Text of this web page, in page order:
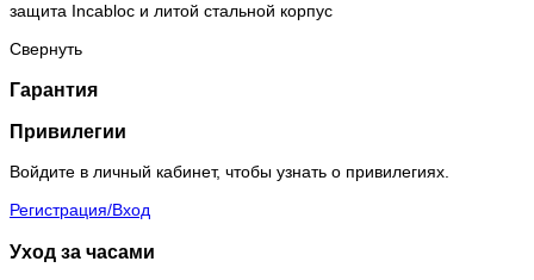
защита Incabloc и литой стальной корпус
Свернуть
Гарантия
Привилегии
Войдите в личный кабинет, чтобы узнать о привилегиях.
Регистрация/Вход
Уход за часами